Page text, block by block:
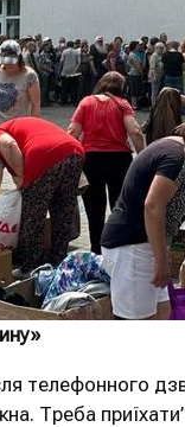
телефонного
Треба